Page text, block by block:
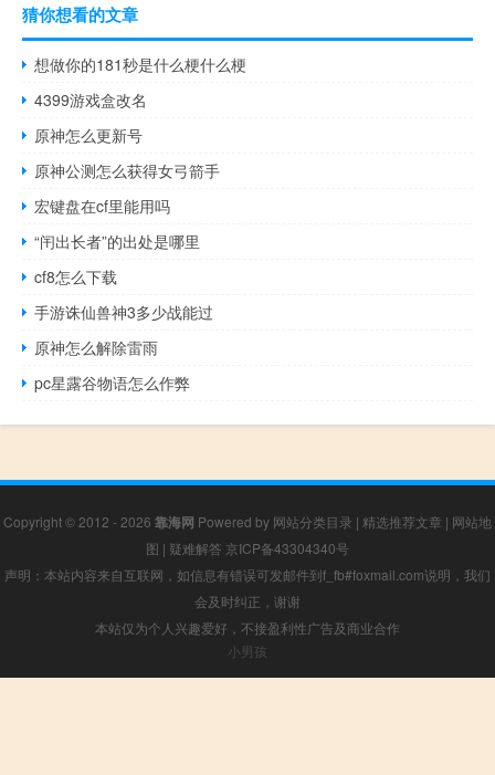
猜你想看的文章
想做你的181秒是什么梗什么梗
4399游戏盒改名
原神怎么更新号
原神公测怎么获得女弓箭手
宏键盘在cf里能用吗
“闬出长者”的出处是哪里
cf8怎么下载
手游诛仙兽神3多少战能过
原神怎么解除雷雨
pc星露谷物语怎么作弊
Copyright © 2012 - 2026 靠海网 Powered by 网站分类目录 | 精选推荐文章 | 网站地
图 | 疑难解答 京ICP备43304340号
声明：本站内容来自互联网，如信息有错误可发邮件到f_fb#foxmail.com说明，我们
会及时纠正，谢谢
本站仅为个人兴趣爱好，不接盈利性广告及商业合作
小男孩